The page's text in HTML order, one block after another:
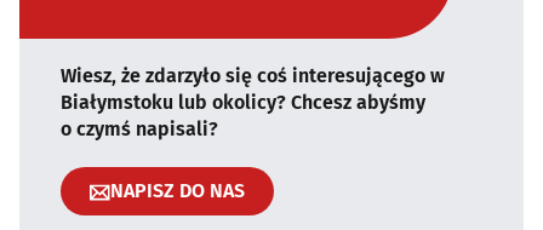
Wiesz, że zdarzyło się coś interesującego w
Białymstoku lub okolicy? Chcesz abyśmy
o czymś napisali?
NAPISZ DO NAS